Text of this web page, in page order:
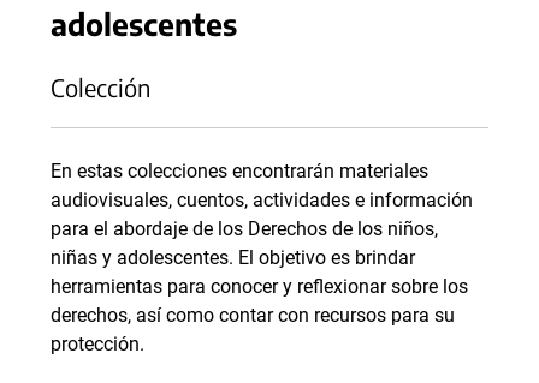
adolescentes
Colección
En estas colecciones encontrarán materiales
audiovisuales, cuentos, actividades e información
para el abordaje de los Derechos de los niños,
niñas y adolescentes. El objetivo es brindar
herramientas para conocer y reflexionar sobre los
derechos, así como contar con recursos para su
protección.